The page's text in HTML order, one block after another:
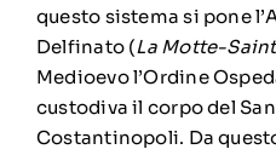
questo sistema si pone
Delfinato (La Motte-
Medioevo l’Ordine
custodiva il corpo del
Costantinopoli. Da